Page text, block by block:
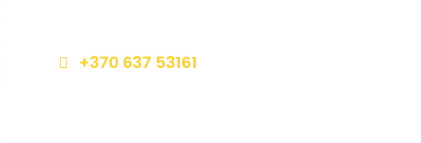
+370 637 53161